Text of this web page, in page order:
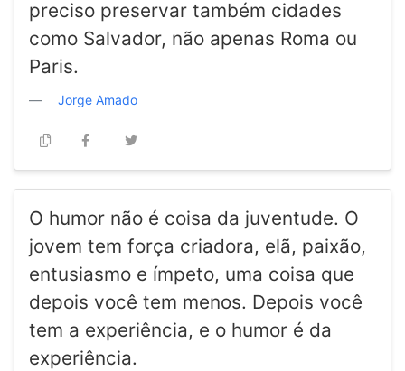
preciso preservar também cidades
como Salvador, não apenas Roma ou
Paris.
Jorge Amado
O humor não é coisa da juventude. O
jovem tem força criadora, elã, paixão,
entusiasmo e ímpeto, uma coisa que
depois você tem menos. Depois você
tem a experiência, e o humor é da
experiência.